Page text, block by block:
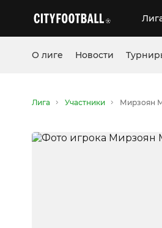
О лиге Новости
Лига Участники Мирзоян